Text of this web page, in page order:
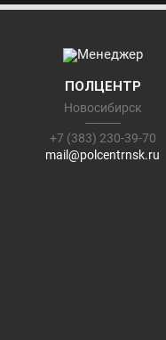
ПОЛЦЕНТР
Новосибирск
+7 (383) 230-39-70
mail@polcentrnsk.ru